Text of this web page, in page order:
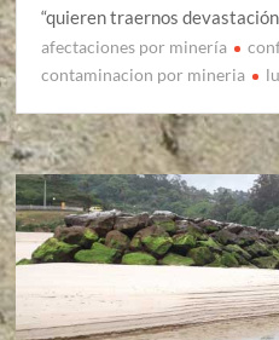
“quieren traernos
afectaciones por minería
contaminacion por mineria